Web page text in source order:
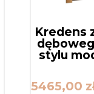
Kredens
stylu
5465,00